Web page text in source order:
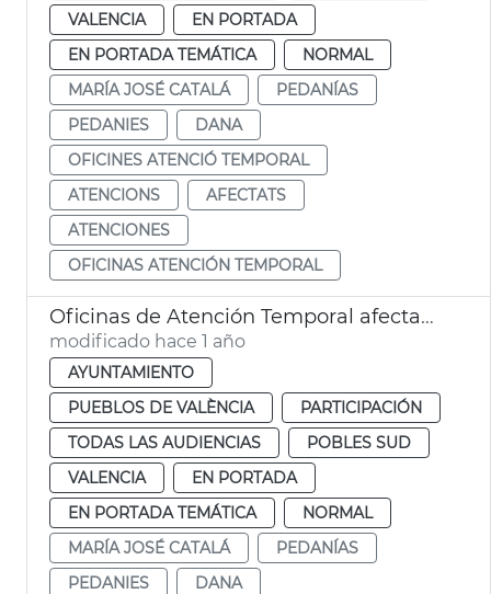
VALENCIA
EN PORTADA
EN PORTADA TEMÁTICA
NORMAL
MARÍA JOSÉ CATALÁ
PEDANÍAS
PEDANIES
DANA
OFICINES ATENCIÓ TEMPORAL
ATENCIONS
AFECTATS
ATENCIONES
OFICINAS ATENCIÓN TEMPORAL
Oficinas de Atención Temporal afectados dana pedanias
modificado hace 1 año
AYUNTAMIENTO
PUEBLOS DE VALÈNCIA
PARTICIPACIÓN
TODAS LAS AUDIENCIAS
POBLES SUD
VALENCIA
EN PORTADA
EN PORTADA TEMÁTICA
NORMAL
MARÍA JOSÉ CATALÁ
PEDANÍAS
PEDANIES
DANA